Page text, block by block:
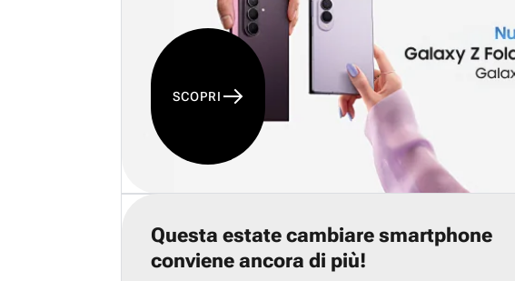
SCOPRI
Questa estate cambiare smartphone
conviene ancora di più!